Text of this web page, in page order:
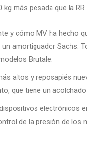
kg más pesada que la
y cómo MV ha hecho
amortiguador Sachs.
Brutale.
altos y reposapiés
que tiene un
electrónicos
de la presión de los